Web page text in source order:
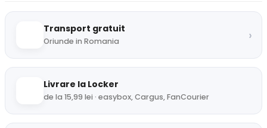
Transport gratuit
Oriunde in Romania ›
Livrare la Locker
de la 15,99 lei · easybox, Cargus, FanCourier